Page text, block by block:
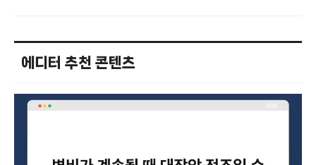
에디터 추천 콘텐츠